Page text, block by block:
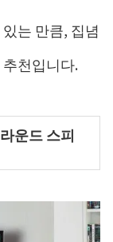
는 만큼, 집념
천입니다.
운드 스피